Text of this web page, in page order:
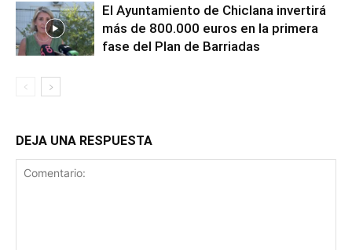
El Ayuntamiento de Chiclana invertirá
más de 800.000 euros en la primera
fase del Plan de Barriadas
DEJA UNA RESPUESTA